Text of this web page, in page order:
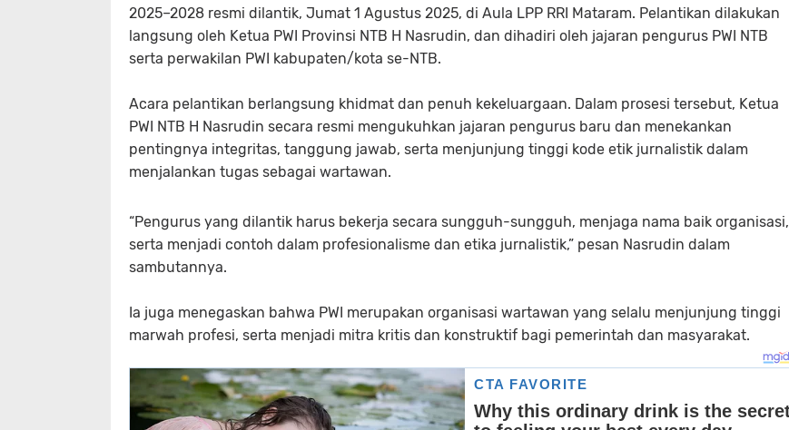
2025–2028 resmi dilantik, Jumat 1 Agustus 2025, di Aula LPP RRI Mataram. Pelantikan dilakukan
langsung oleh Ketua PWI Provinsi NTB H Nasrudin, dan dihadiri oleh jajaran pengurus PWI NTB
serta perwakilan PWI kabupaten/kota se-NTB.
Acara pelantikan berlangsung khidmat dan penuh kekeluargaan. Dalam prosesi tersebut, Ketua
PWI NTB H Nasrudin secara resmi mengukuhkan jajaran pengurus baru dan menekankan
pentingnya integritas, tanggung jawab, serta menjunjung tinggi kode etik jurnalistik dalam
menjalankan tugas sebagai wartawan.
“Pengurus yang dilantik harus bekerja secara sungguh-sungguh, menjaga nama baik organisasi,
serta menjadi contoh dalam profesionalisme dan etika jurnalistik,” pesan Nasrudin dalam
sambutannya.
Ia juga menegaskan bahwa PWI merupakan organisasi wartawan yang selalu menjunjung tinggi
marwah profesi, serta menjadi mitra kritis dan konstruktif bagi pemerintah dan masyarakat.